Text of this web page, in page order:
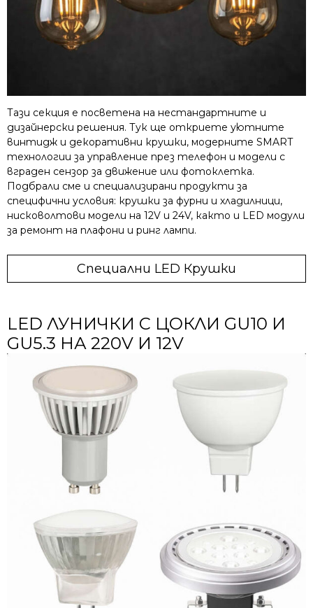
Тази секция е посветена на нестандартните и
дизайнерски решения. Тук ще откриете уютните
винтидж и декоративни крушки, модерните SMART
технологии за управление през телефон и модели с
вграден сензор за движение или фотоклетка.
Подбрали сме и специализирани продукти за
специфични условия: крушки за фурни и хладилници,
нисковолтови модели на 12V и 24V, както и LED модули
за ремонт на плафони и ринг лампи.
Специални LED Крушки
LED ЛУНИЧКИ С ЦОКЛИ GU10 И
GU5.3 НА 220V И 12V